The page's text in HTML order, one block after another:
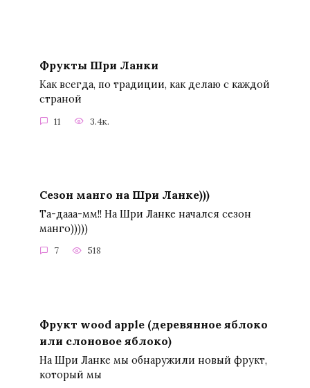
Фрукты Шри Ланки
Как всегда, по традиции, как делаю с каждой
страной
11 3.4к.
Сезон манго на Шри Ланке)))
Та-дааа-мм!! На Шри Ланке начался сезон
манго)))))
7 518
Фрукт wood apple (деревянное яблоко
или слоновое яблоко)
На Шри Ланке мы обнаружили новый фрукт,
который мы